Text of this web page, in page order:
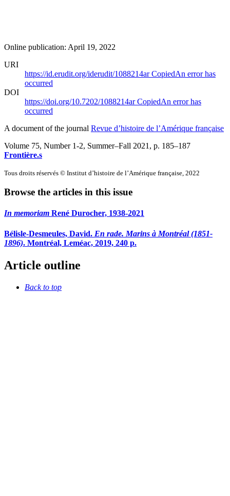
Online publication: April 19, 2022
URI
https://id.erudit.org/iderudit/1088214arCopiedAn error has
occurred
DOI
https://doi.org/10.7202/1088214arCopiedAn error has
occurred
A document of the journal Revue d’histoire de l’Amérique française
Volume 75, Number 1-2, Summer–Fall 2021 , p. 185–187
Frontière.s
Tous droits réservés © Institut d’histoire de l’Amérique française, 2022
Browse the articles in this issue
In memoriam René Durocher, 1938-2021
Bélisle-Desmeules, David. En rade. Marins à Montréal (1851-
1896). Montréal, Leméac, 2019, 240 p.
Article outline
Back to top